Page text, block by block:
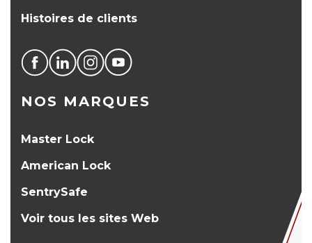
Histoires de clients
NOS MARQUES
Master Lock
American Lock
SentrySafe
Voir tous les sites Web